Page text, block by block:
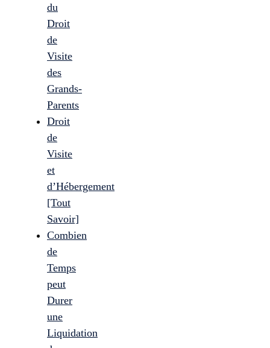
du
Droit
de
Visite
des
Grands-
Parents
Droit
de
Visite
et
d’Hébergement
[Tout
Savoir]
Combien
de
Temps
peut
Durer
une
Liquidation